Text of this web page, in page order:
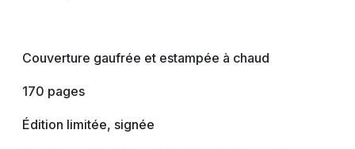
Couverture gaufrée et estampée à chaud
170 pages
Édition limitée, signée